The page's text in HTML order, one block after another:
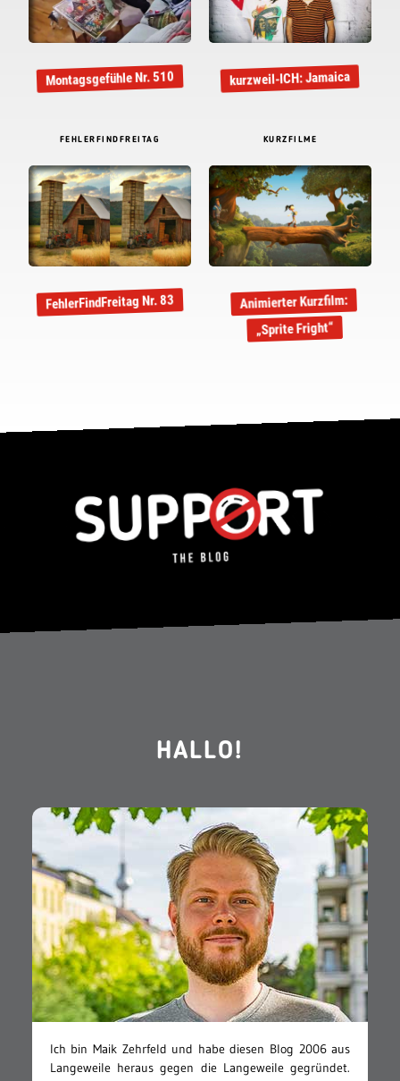
Montagsgefühle Nr. 510 kurzweil-ICH: Jamaica
FEHLERFINDFREITAG
FehlerFindFreitag Nr. 83
KURZFILME
Animierter Kurzfilm:
„Sprite Fright“
HALLO!
Ich bin Maik Zehrfeld und habe diesen Blog 2006 aus
Langeweile heraus gegen die Langeweile gegründet.